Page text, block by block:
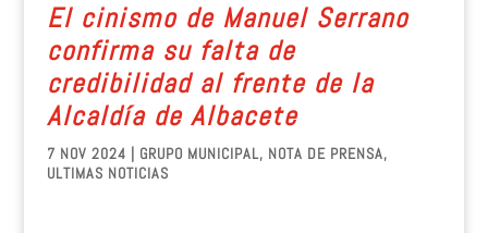
El cinismo de Manuel Serrano
confirma su falta de
credibilidad al frente de la
Alcaldía de Albacete
7 NOV 2024 | GRUPO MUNICIPAL, NOTA DE PRENSA,
ULTIMAS NOTICIAS